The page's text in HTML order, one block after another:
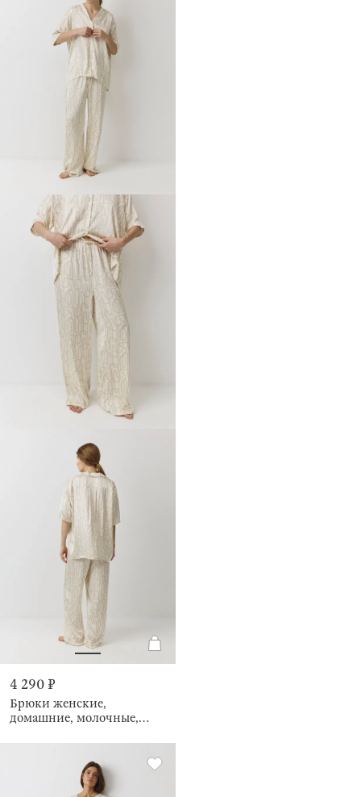
4 290 ₽
Брюки женские,
домашние, молочные,